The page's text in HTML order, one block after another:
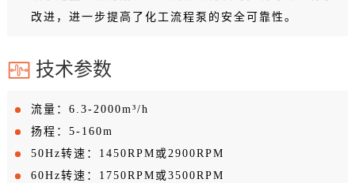
改进，进一步提高了化工流程泵的安全可靠性。
技术参数
流量：6.3-2000m³/h
扬程：5-160m
50Hz转速：1450RPM或2900RPM
60Hz转速：1750RPM或3500RPM